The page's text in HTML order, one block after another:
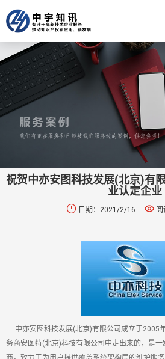
祝贺中亦安图科技发展(北京)有
业认定企业
 日期：2021/2/16 阅
中亦安图科技发展(北京)有限公司成立于2005
务商安图特(北京)科技有限公司中走出来的，是